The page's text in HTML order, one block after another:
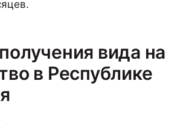
вида на
в Республике